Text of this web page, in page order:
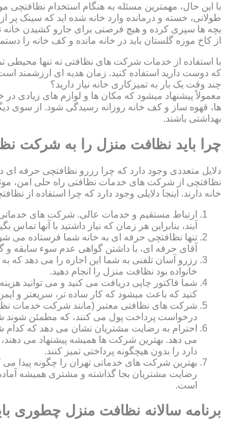
با این حال، مهمترین مسئله به هنگام استخدام نظافتچی
طولانی، خسته و درمانده وارد خانه شده اید که سینک
بچه ها سپری کرده و هیچ فرصتی برای جارو کشیدن خانه
از کاخ موزه گلستان باید در خانه مانده و کف خانه را
با استفاده از خدمات شرکت های نظافتی نه تنها محیطی
که دوست دارید استفاده کنید. زمان هدیه ای ارزشمند
چند وقت یک بار به تمیزکاری خانه نیاز دارید؟
معمولاً پیشنهاد میشود که مکان ها و لوازم های زیادی
ها، قهوه ساز و کف خانه روزانه رسیدگی شود. از سوی
بهداشتی باشند.
چرا باید نظافت منزل را به شرکت
دلایل متعددی وجود دارد که چرا رزرو نظافتچی حرفه
نظافتچی از شرکت های خدمات نظافتی راه حلی امن،
خانه دارند. اینجا دلایلی وجود دارد که چرا استفاده از
ارتباط مستقیم و خدمات عالی. شرکت های
آیند، بنابراین هر زمان که نیاز داشتید با آنها تماس
تنها نظافتچی حرفه ای به خانه شما فرستاده می
آقای حرفه ای، با داشتن گواهی عدم سوء سابقه و
رزرو آسان تلفنی به شما این اجازه را می دهد که
خانواده بود نظافت منزل را انجام دهید.
شما فاکتور چاپی دریافت می کنید و می توانید
کنید که باعث میشود که کار ساده تر، سریعتر و
شرکت های نظافتی معتبر (مانند شرکت خدمات
درخواست پرداخت پول می کنند، که مطمئن شوند
احترام به رضایت مشتریان نشان می دهد که
می دهد. بهترین شرکت ها همیشه پیشنهاد می
دارد را بدون هیچگونه پرداختی تمیز کنند.
بهترین شرکت های خدماتی تهران را چگونه
رضایت مشتریان بجا گذاشته و مشتری همیشه
است.
برنامه سالانه نظافت منزل چطوری